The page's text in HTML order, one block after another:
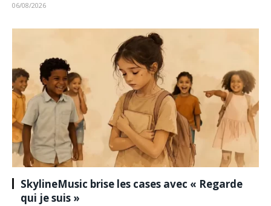
06/08/2026
SkylineMusic brise les cases avec « Regarde
qui je suis »